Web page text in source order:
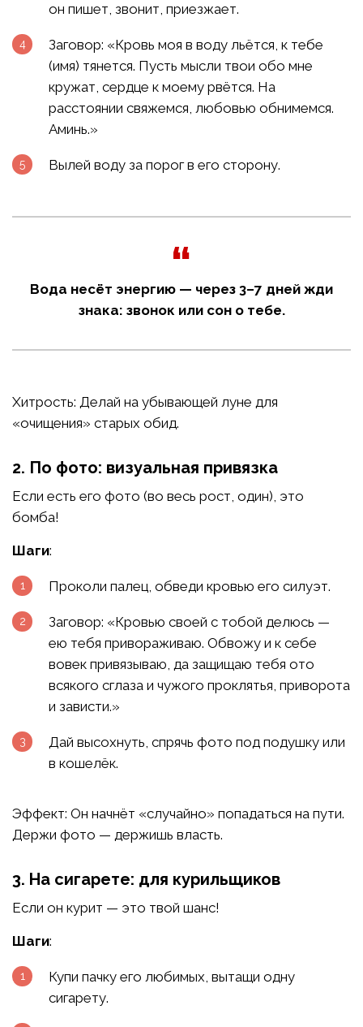
он пишет, звонит, приезжает.
Заговор: «Кровь моя в воду льётся, к тебе
(имя) тянется. Пусть мысли твои обо мне
кружат, сердце к моему рвётся. На
расстоянии свяжемся, любовью обнимемся.
Аминь.»
Вылей воду за порог в его сторону.
Вода несёт энергию — через 3–7 дней жди
знака: звонок или сон о тебе.
Хитрость: Делай на убывающей луне для
«очищения» старых обид.
2. По фото: визуальная привязка
Если есть его фото (во весь рост, один), это
бомба!
Шаги:
Проколи палец, обведи кровью его силуэт.
Заговор: «Кровью своей с тобой делюсь —
ею тебя привораживаю. Обвожу и к себе
вовек привязываю, да защищаю тебя ото
всякого сглаза и чужого проклятья, приворота
и зависти.»
Дай высохнуть, спрячь фото под подушку или
в кошелёк.
Эффект: Он начнёт «случайно» попадаться на пути.
Держи фото — держишь власть.
3. На сигарете: для курильщиков
Если он курит — это твой шанс!
Шаги:
Купи пачку его любимых, вытащи одну
сигарету.